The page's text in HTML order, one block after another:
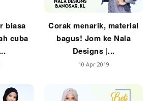
Impiana 360
Impiana Inspirasi Selebriti
TV
Impiana
biasa
cuba
Corak menarik, material
bagus! Jom ke Nala
Designs |...
10 Apr 2019